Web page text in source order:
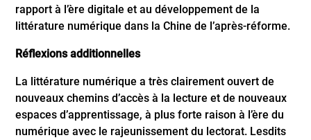
rapport à l’ère digitale et au développement de la
littérature numérique dans la Chine de l’après-réforme.
Réflexions additionnelles
La littérature numérique a très clairement ouvert de
nouveaux chemins d’accès à la lecture et de nouveaux
espaces d’apprentissage, à plus forte raison à l’ère du
numérique avec le rajeunissement du lectorat. Lesdits